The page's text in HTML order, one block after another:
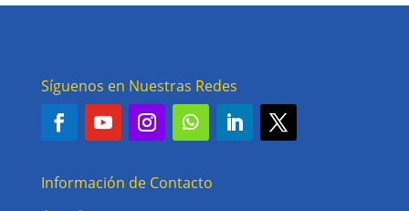
Síguenos en Nuestras Redes
Información de Contacto